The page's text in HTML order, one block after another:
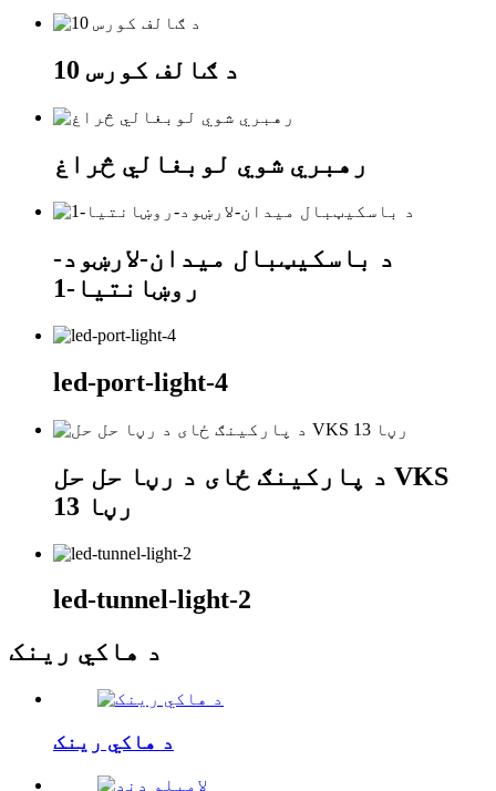
د ګالف کورس 10
رهبري شوي لوبغالي څراغ
د باسکیټبال میدان-لارښود-
روښانتیا-1
led-port-light-4
د پارکینګ ځای د رڼا حل حل VKS
رڼا 13
led-tunnel-light-2
د هاکي رینک
د هاکي رینک